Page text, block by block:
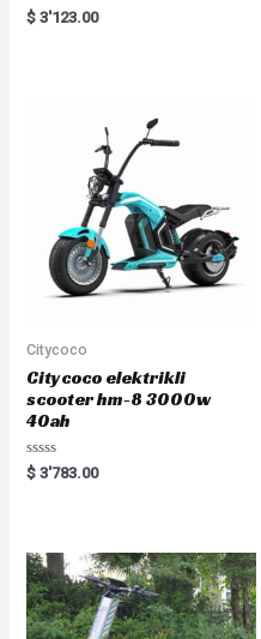
Rated
0
$ 3'123.00
Citycoco
Citycoco elektrikli
scooter hm-8 3000w
40ah
Rated
0
$ 3'783.00